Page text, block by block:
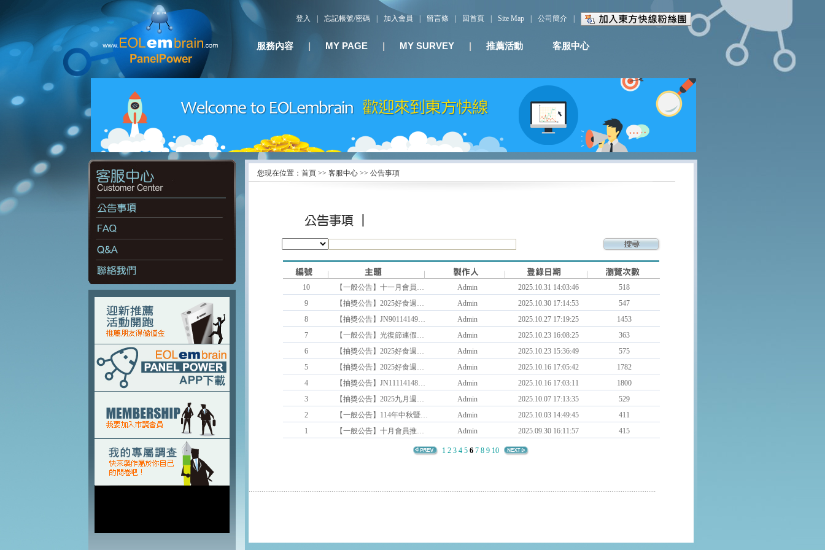
登入 忘記帳號/密碼 加入會員 留言條 回首頁 Site Map 公司簡介
服務內容 | MY PAGE | MY SURVEY | 推薦活動 客服中心
您現在位置：首頁 >> 客服中心 >> 公告事項
10 【一般公告】十一月會員推薦活動 Admin 2025.10.31 14:03:46
518
9
【抽獎公告】2025好食週週抽--第三週 Admin 2025.10.30 17:14:53
547
8
【抽獎公告】JN90114149_消費性廣告調查 Admin 2025.10.27 17:19:25
1453
7
【一般公告】光復節連假期間客服電話/信箱/留言暫停回覆 Admin 2025.10.23 16:08:25
363
6
【抽獎公告】2025好食週週抽--第二週 Admin 2025.10.23 15:36:49
575
5
【抽獎公告】2025好食週週抽--第一週 Admin 2025.10.16 17:05:42
1782
4
【抽獎公告】JN11114148_消費性品牌調查 Admin 2025.10.16 17:03:11
1800
3
【抽獎公告】2025九月週週抽—第四週 Admin 2025.10.07 17:13:35
529
2
【一般公告】114年中秋暨國慶連假期間10/06(一)、10/10(五)，客服電話/信箱/留言暫停回覆 Admin 2025.10.03 14:49:45
411
1
【一般公告】十月會員推薦活動 Admin 2025.09.30 16:11:57 415
1 2 3 4 5 6 7 8 9 10
.............................................................................................................................................................................................................................